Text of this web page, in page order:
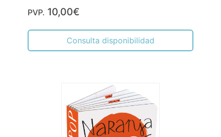
PVP. 10,00€
Consulta disponibilidad